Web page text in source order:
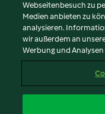
Nutzungsbedingungen
Datenschutzrichtlinien
Disclaimer
Impressum
Inhalt melden
Webseitenbesuch zu
Medien anbieten zu
analysieren.
wir außerdem an
Werbung und Analysen